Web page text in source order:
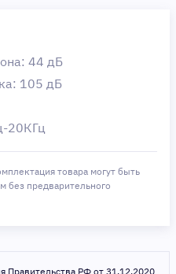
44 дБ
105 дБ
20КГц
товара могут быть
предварительного
Правительства РФ от 31.12.2020